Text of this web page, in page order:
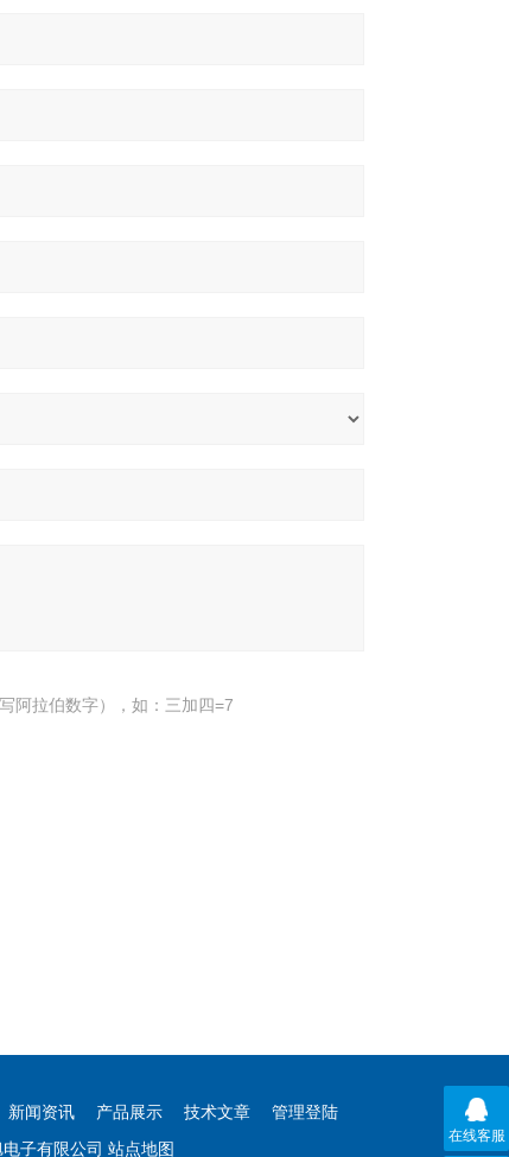
阿拉伯数字），如：三加四=7
新闻资讯 产品展示 技术文章 管理登陆
子有限公司 站点地图
在线客服